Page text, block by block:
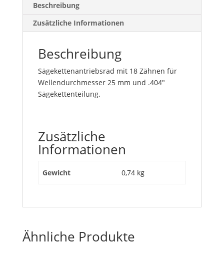
Beschreibung
Zusätzliche Informationen
Beschreibung
Sägekettenantriebsrad mit 18 Zähnen für
Wellendurchmesser 25 mm und .404″
Sägekettenteilung.
Zusätzliche
Informationen
Gewicht 0,74 kg
Ähnliche Produkte